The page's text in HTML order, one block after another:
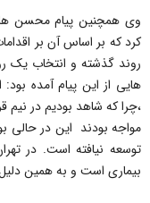
وی همچنین پیام محسن
کرد که بر اساس آن بر
روند گذشته و انتخاب یک
هایی از این پیام آمده
،چرا که شاهد بودیم در
مواجه بودند این در
توسعه نیافته است. در
بیماری است و به همین